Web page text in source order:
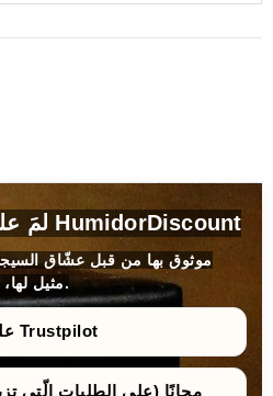
الماء المُقطر
ويمنع
لمَ عليك شراء مرطبك من HumidorDiscount
مثيل لها، واختيارات، وأسعار وضمانات.
4.9★ على تراستبايلوت Trustpilot
مجانًا (على الطلبات الّتي تزيد عن